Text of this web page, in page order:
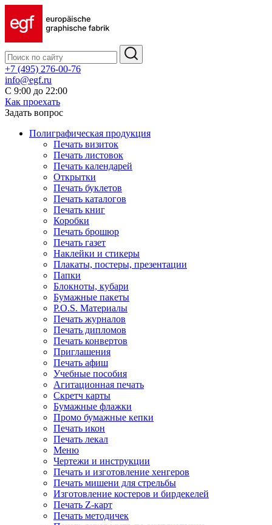
+7 (495) 276-00-76
info@egf.ru
С 9:00 до 22:00
Как проехать
Задать вопрос
Полиграфическая продукция
Печать визиток
Печать листовок
Печать календарей
Открытки
Печать буклетов
Печать каталогов
Печать книг
Коробки
Печать брошюр
Печать газет
Наклейки и стикеры
Плакаты, постеры, презентации
Папки
Блокноты, кубари
Бумажные пакеты
P.O.S. Материалы
Печать журналов
Печать дипломов
Печать конвертов
Приглашения
Печать афиш
Учебные пособия
Агитационная печать
Скретч карты
Бумажные флажки
Промо бумажные кепки
Печать икон
Печать лекал
Меню
Чертежи и инструкции
Печать и изготовление хенгеров
Печать мишени для стрельбы
Изготовление костеров и бирдекелей
Печать Z-карт
Печать методичек